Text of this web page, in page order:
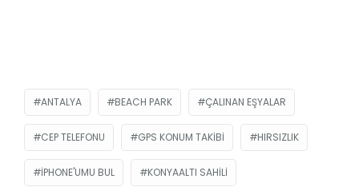
ANTALYA BEACH PARK ÇALINAN EŞYALAR
CEP TELEFONU GPS KONUM TAKIBI HIRSIZLIK
IPHONE'UMU BUL KONYAALTI SAHILI